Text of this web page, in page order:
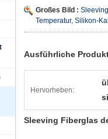
Großes Bild :
Temperatur, Silikon-
Ausführliche
Hervorheben:
Sleeving Fiberglas